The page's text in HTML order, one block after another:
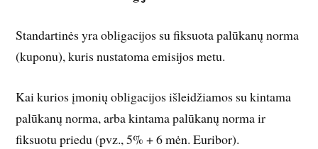
Standartinės yra obligacijos su fiksuota palūkanų norma
(kuponu), kuris nustatoma emisijos metu.
Kai kurios įmonių obligacijos išleidžiamos su kintama
palūkanų norma, arba kintama palūkanų norma ir
fiksuotu priedu (pvz., 5% + 6 mėn. Euribor).